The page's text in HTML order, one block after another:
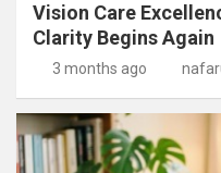
Vision Care
Clarity Begins Again
3 months ago